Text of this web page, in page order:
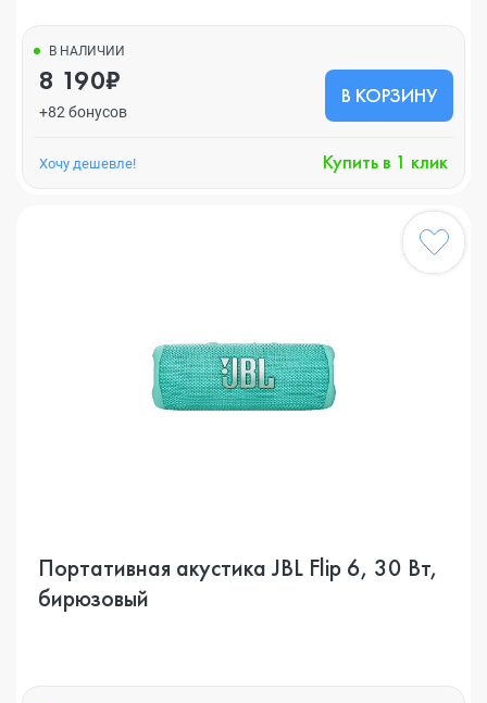
В НАЛИЧИИ
8 190₽
+82 бонусов
В КОРЗИНУ
Хочу дешевле! Купить в 1 клик
Портативная акустика JBL Flip 6, 30 Вт,
бирюзовый